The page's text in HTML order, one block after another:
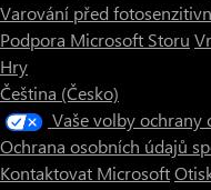
Varování před
Podpora Microsoft Storu
Hry
Čeština (Česko)
Vaše volby ochrany
Ochrana osobních údajů
Kontaktovat Microsoft